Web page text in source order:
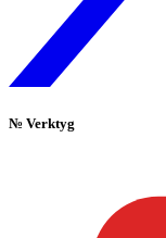
№ Verktyg